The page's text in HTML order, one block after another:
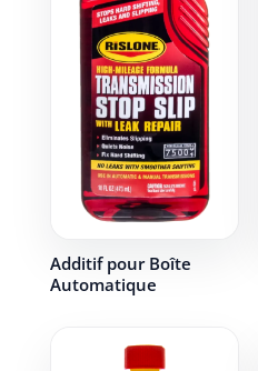
Additif pour Boîte
Automatique